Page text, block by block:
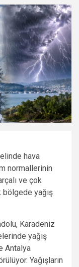
hava
normallerinin
ve çok
yağış
Karadeniz
yağış
Antalya
Yağışların